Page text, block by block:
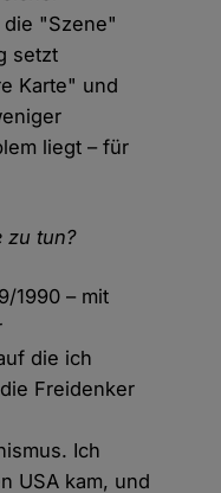
"Szene"
setzt
Karte" und
liegt – für
zu tun?
1990 – mit
die ich
Freidenker
Ich
USA kam, und